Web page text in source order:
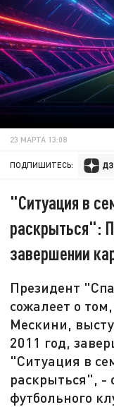
23 МАРТА 13:08
ПОДПИШИТЕСЬ:
"Ситуация в
раскрыться":
завершении
Президент
сожалеет о
Мескини,
2011 год,
"Ситуация в
раскрыться", -
футбольного